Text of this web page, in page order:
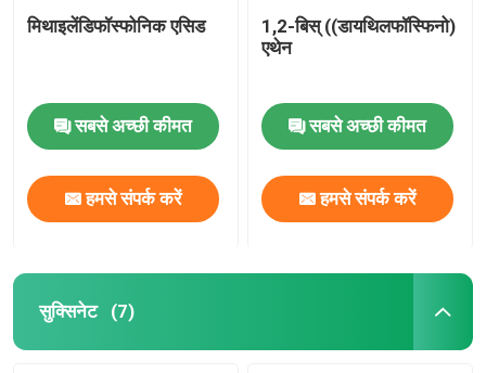
मिथाइलेंडिफॉस्फोनिक एसिड
सबसे अच्छी कीमत
हमसे संपर्क करें
1,2-बिस् ((डायथिलफॉस्फिनो)
एथेन
सबसे अच्छी कीमत
हमसे संपर्क करें
सुक्सिनेट (7)